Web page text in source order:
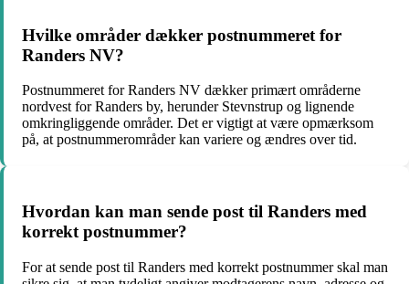
Hvilke områder dækker postnummeret for
Randers NV?
Postnummeret for Randers NV dækker primært områderne
nordvest for Randers by, herunder Stevnstrup og lignende
omkringliggende områder. Det er vigtigt at være opmærksom
på, at postnummerområder kan variere og ændres over tid.
Hvordan kan man sende post til Randers med
korrekt postnummer?
For at sende post til Randers med korrekt postnummer skal man